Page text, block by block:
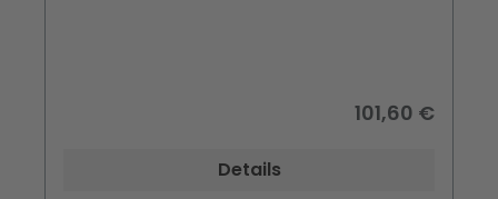
101,60 €
Details